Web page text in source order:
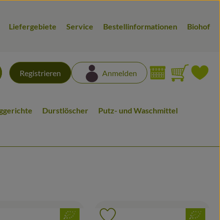
Liefergebiete Service Bestellinformationen Biohof
Registrieren Anmelden
Durstlöscher Putz- und Waschmittel
, Verband: , Verband: